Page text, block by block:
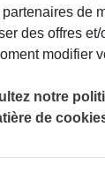
QUESTIONS
partenaires de
des offres
modifier
notre
de